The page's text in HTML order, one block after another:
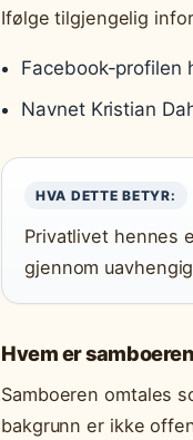
Ifølge tilgjengelig
Facebook-profilen
Navnet Kristian
HVA DETTE BETYR:
Privatlivet hennes
gjennom
Hvem er
Samboeren omtales
bakgrunn er ikke